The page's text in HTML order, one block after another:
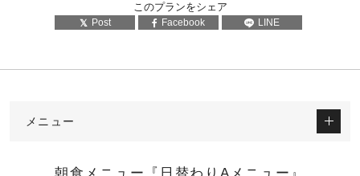
このプランをシェア
Post Facebook LINE
メニュー